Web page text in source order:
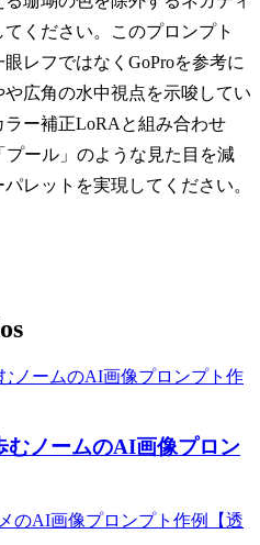
ください。このプロンプト
レフではなくGoProを参考に
広角の水中視点を示唆してい
ー補正LoRAと組み合わせ
ール」のような見た目を減
レットを実現してください。
むノームのAI画像プロン